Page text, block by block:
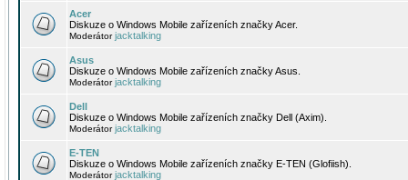
Acer
Diskuze o Windows Mobile zařízeních značky Acer.
Moderátorjacktalking
Asus
Diskuze o Windows Mobile zařízeních značky Asus.
Moderátorjacktalking
Dell
Diskuze o Windows Mobile zařízeních značky Dell (Axim).
Moderátorjacktalking
E-TEN
Diskuze o Windows Mobile zařízeních značky E-TEN (Glofiish).
Moderátorjacktalking